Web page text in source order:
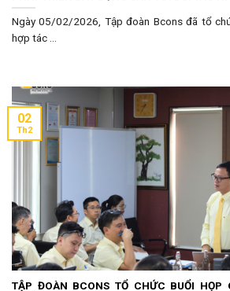
Ngày 05/02/2026, Tập đoàn Bcons đã tổ
hợp tác ...
TẬP ĐOÀN BCONS TỔ CHỨC BUỔI HỌP
02
Th2